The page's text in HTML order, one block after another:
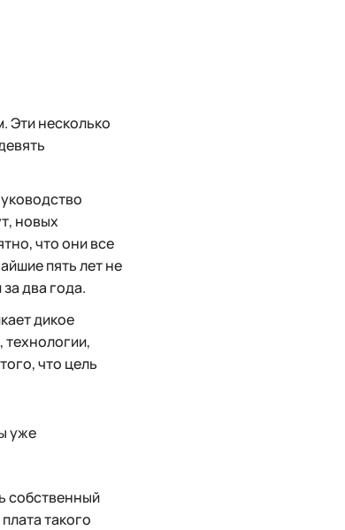
Эти несколько
новых
что они все
пять лет не
два года.
дикое
технологии,
что цель
уже
собственный
такого